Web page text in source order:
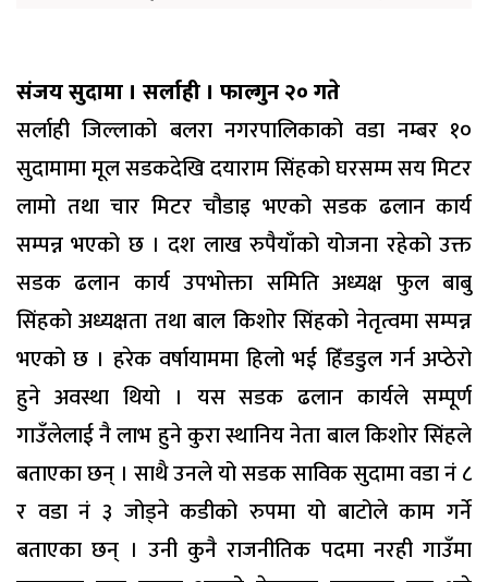
संजय सुदामा । सर्लाही । फाल्गुन २० गते
सर्लाही जिल्लाको बलरा नगरपालिकाको वडा नम्बर १०
सुदामामा मूल सडकदेखि दयाराम सिंहको घरसम्म सय मिटर
लामो तथा चार मिटर चौडाइ भएको सडक ढलान कार्य
सम्पन्न भएको छ । दश लाख रुपैयाँको योजना रहेको उक्त
सडक ढलान कार्य उपभोक्ता समिति अध्यक्ष फुल बाबु
सिंहको अध्यक्षता तथा बाल किशोर सिंहको नेतृत्वमा सम्पन्न
भएको छ । हरेक वर्षायाममा हिलो भई हिँडडुल गर्न अप्ठेरो
हुने अवस्था थियो । यस सडक ढलान कार्यले सम्पूर्ण
गाउँलेलाई नै लाभ हुने कुरा स्थानिय नेता बाल किशोर सिंहले
बताएका छन् । साथै उनले यो सडक साविक सुदामा वडा नं ८
र वडा नं ३ जोड्ने कडीको रुपमा यो बाटोले काम गर्ने
बताएका छन् । उनी कुनै राजनीतिक पदमा नरही गाउँमा